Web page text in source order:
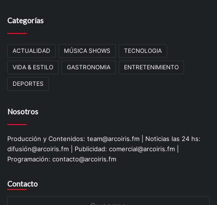
Categorías
ACTUALIDAD MÚSICA SHOWS TECNOLOGIA
VIDA & ESTILO GASTRONOMIA ENTRETENIMIENTO
DEPORTES
Nosotros
Producción y Contenidos: team@arcoiris.fm | Noticias las 24 hs:
difusión@arcoiris.fm | Publicidad: comercial@arcoiris.fm |
Programación: contacto@arcoiris.fm
Contacto